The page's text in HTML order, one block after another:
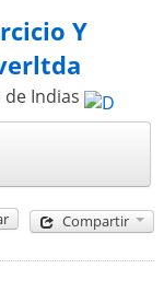
Y
de Indias
Compartir